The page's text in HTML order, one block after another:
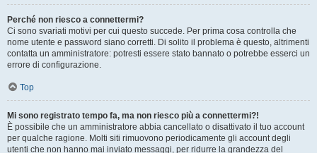
Perché non riesco a connettermi?
Ci sono svariati motivi per cui questo succede. Per prima cosa controlla che
nome utente e password siano corretti. Di solito il problema è questo, altrimenti
contatta un amministratore: potresti essere stato bannato o potrebbe esserci un
errore di configurazione.
Top
Mi sono registrato tempo fa, ma non riesco più a connettermi?!
È possibile che un amministratore abbia cancellato o disattivato il tuo account
per qualche ragione. Molti siti rimuovono periodicamente gli account degli
utenti che non hanno mai inviato messaggi, per ridurre la grandezza del